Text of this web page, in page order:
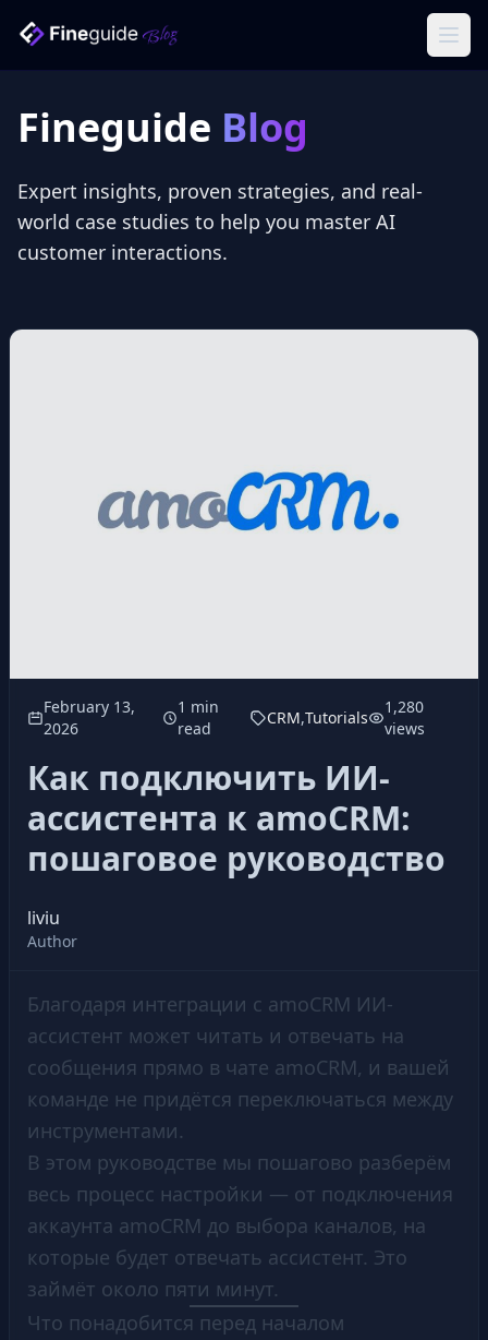
Fineguide Blog
Expert insights, proven strategies, and real-
world case studies to help you master AI
customer interactions.
February 13,
2026
1 min
read
CRM,Tutorials
1,280
views
Как подключить ИИ-
ассистента к amoCRM:
пошаговое руководство
liviu
Author
Благодаря интеграции с amoCRM ИИ-
ассистент может читать и отвечать на
сообщения прямо в чате amoCRM, и вашей
команде не придётся переключаться между
инструментами.
В этом руководстве мы пошагово разберём
весь процесс настройки — от подключения
аккаунта amoCRM до выбора каналов, на
которые будет отвечать ассистент. Это
займёт около пяти минут.
Что понадобится перед началом